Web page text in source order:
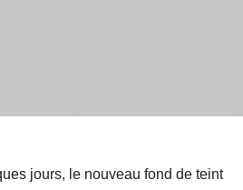
jours, le nouveau fond de teint